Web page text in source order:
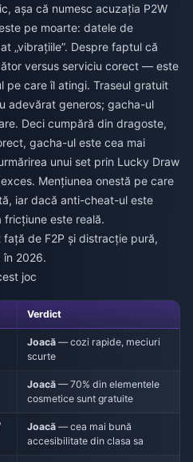
așa că numesc acuzația P2W
pe moarte: datele de
„vibrațiile”. Despre faptul că
versus serviciu corect — este
pe care îl atingi. Traseul gratuit
adevărat generos; gacha-ul
Deci cumpără din dragoste,
gacha-ul este cea mai
unui set prin Lucky Draw
Mențiunea onestă pe care
iar dacă anti-cheat-ul este
este reală.
de F2P și distracție pură,
în 2026.
joc
Verdict
Joacă — cozi rapide, meciuri
scurte
Joacă — 70% din elementele
cosmetice sunt gratuite
Joacă — cea mai bună
accesibilitate din clasa sa